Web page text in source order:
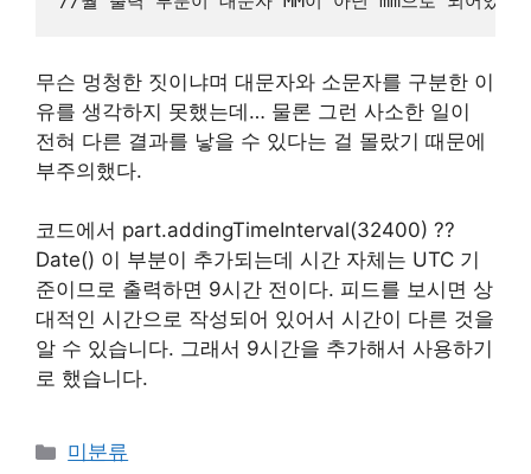
무슨 멍청한 짓이냐며 대문자와 소문자를 구분한 이
유를 생각하지 못했는데… 물론 그런 사소한 일이
전혀 다른 결과를 낳을 수 있다는 걸 몰랐기 때문에
부주의했다.
코드에서 part.addingTimeInterval(32400) ??
Date() 이 부분이 추가되는데 시간 자체는 UTC 기
준이므로 출력하면 9시간 전이다. 피드를 보시면 상
대적인 시간으로 작성되어 있어서 시간이 다른 것을
알 수 있습니다. 그래서 9시간을 추가해서 사용하기
로 했습니다.
Categories
미분류